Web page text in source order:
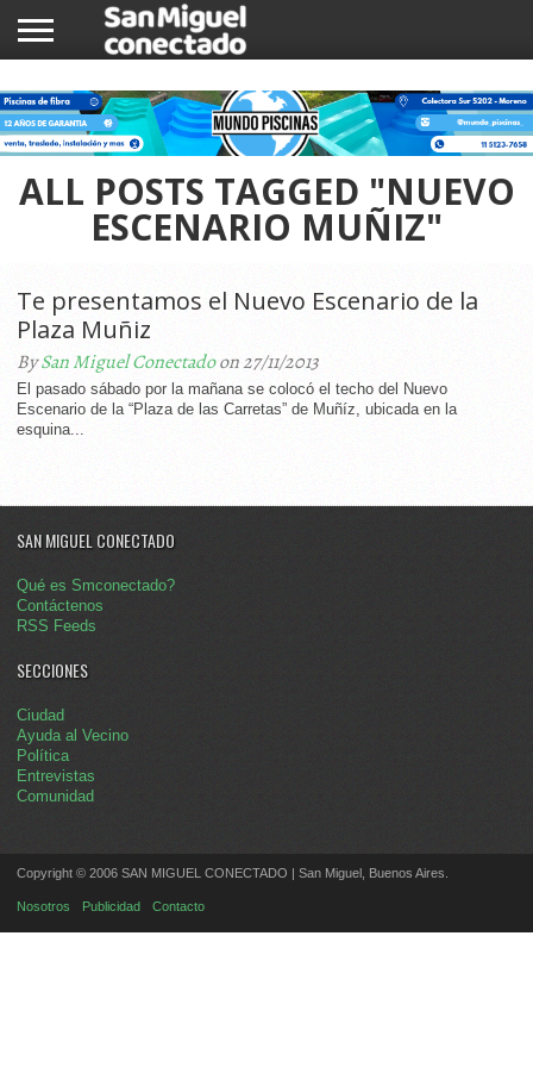
NOTICIAS
COMUNIDAD
COMERCIOS
ALL POSTS TAGGED "NUEVO
ESCENARIO MUÑIZ"
Te presentamos el Nuevo Escenario de la
Plaza Muñiz
BySan Miguel Conectadoon 27/11/2013
El pasado sábado por la mañana se colocó el techo del Nuevo
Escenario de la “Plaza de las Carretas” de Muñíz, ubicada en la
esquina...
SAN MIGUEL CONECTADO
Qué es Smconectado?
Contáctenos
RSS Feeds
SECCIONES
Ciudad
Ayuda al Vecino
Política
Entrevistas
Comunidad
Copyright © 2006 SAN MIGUEL CONECTADO | San Miguel, Buenos Aires.
Nosotros Publicidad Contacto